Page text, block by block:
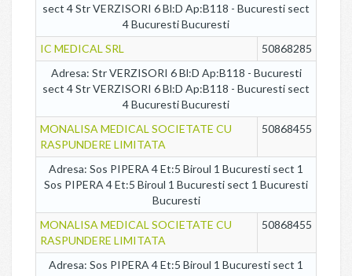
sect 4 Str VERZISORI 6 Bl:D Ap:B118 - Bucuresti sect
4 Bucuresti Bucuresti
IC MEDICAL SRL
50868285
Adresa: Str VERZISORI 6 Bl:D Ap:B118 - Bucuresti
sect 4 Str VERZISORI 6 Bl:D Ap:B118 - Bucuresti sect
4 Bucuresti Bucuresti
MONALISA MEDICAL SOCIETATE CU
RASPUNDERE LIMITATA
50868455
Adresa: Sos PIPERA 4 Et:5 Biroul 1 Bucuresti sect 1
Sos PIPERA 4 Et:5 Biroul 1 Bucuresti sect 1 Bucuresti
Bucuresti
MONALISA MEDICAL SOCIETATE CU
RASPUNDERE LIMITATA
50868455
Adresa: Sos PIPERA 4 Et:5 Biroul 1 Bucuresti sect 1